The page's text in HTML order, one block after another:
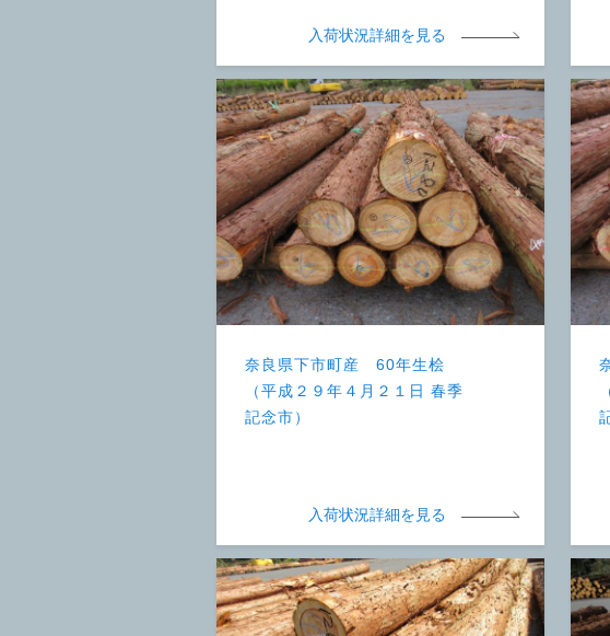
入荷状況詳細を見る
奈良県下市町産 60年生桧
（平成２９年４月２１日 春季
記念市）
入荷状況詳細を見る